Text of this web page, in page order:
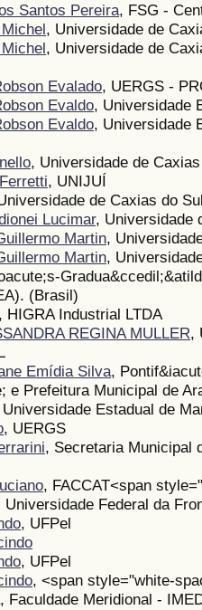
Santos Pereira, FSG -
, Universidade de
, Universidade de
Evalado, UERGS -
Evaldo, Universidade
Evaldo, Universidade
, Universidade de
, UNIJUÍ
de Caxias do
Lucimar, Universidade
Martin,
Martin,
(Brasil)
, HIGRA Industrial LTDA
REGINA MULLER,
Emídia Silva,
e Prefeitura Municipal de
Estadual de
, UERGS
, Secretaria Municipal
, FACCAT<span
Universidade Federal da
, UFPel
, UFPel
, <span style="white-
, Faculdade Meridional -